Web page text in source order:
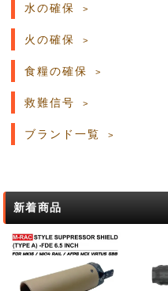
水の確保
火の確保
食糧の確保
救難信号
ブランド一覧
新着商品